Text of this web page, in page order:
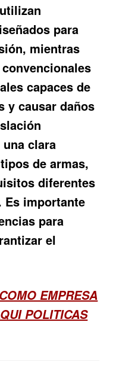
para
mientras
capaces de
y causar daños
clara
de armas,
diferentes
Es importante
para
el
EMPRESA
POLITICAS